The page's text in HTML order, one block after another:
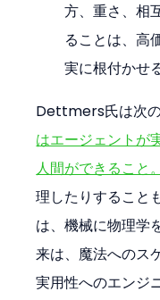
方、重さ、相
ることは、高
実に根付かせ
Dettmers氏は次
はエージェントが
人間ができること
理したりすること
は、機械に物理学
来は、魔法へのス
実用性へのエンジ